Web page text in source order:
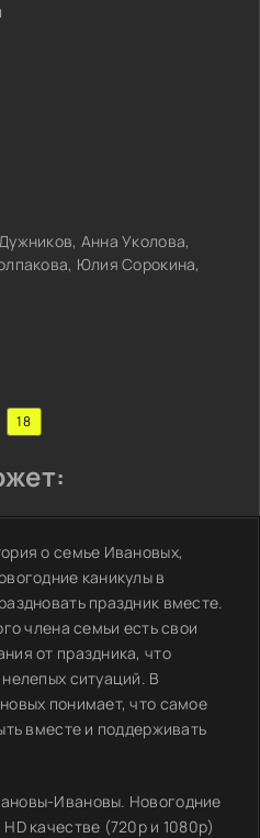
Анна Уколова,
Юлия Сорокина,
18
о семье Ивановых,
каникулы в
праздник вместе.
члена семьи есть свои
от праздника, что
ситуаций. В
понимает, что самое
вместе и поддерживать
Ивановы. Новогодние
качестве (720p и 1080p)